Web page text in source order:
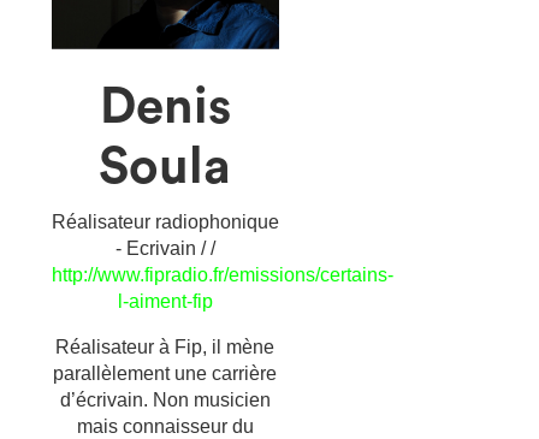
Denis
Soula
Réalisateur radiophonique
- Ecrivain / /
http://www.fipradio.fr/emissions/certains-
l-aiment-fip
Réalisateur à Fip, il mène
parallèlement une carrière
d’écrivain. Non musicien
mais connaisseur du